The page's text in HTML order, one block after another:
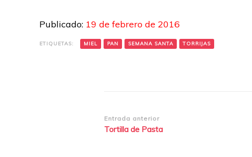
Publicado: 19 de febrero de 2016
ETIQUETAS: MIEL PAN SEMANA SANTA TORRIJAS
Navegación
de
Entrada anterior
Tortilla de Pasta